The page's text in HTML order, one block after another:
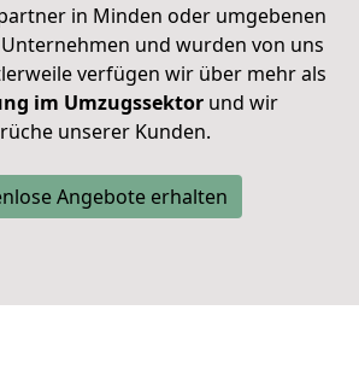
in Minden oder umgebenen
und wurden von uns
verfügen wir über mehr als
im Umzugssektor und wir
unserer Kunden.
Angebote erhalten